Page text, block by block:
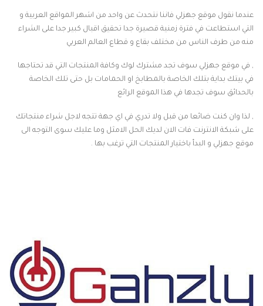
عندما نقول موقع جهزلي فاننا نتحدث عن واحد من اشهر المواقع العربية و
التي استطاعت في فترة زمنية قصيرة جدا تحقيق اقبال كبير جدا على الشراء
منه من طرف الناس من مختلف بقاع و قطاع العالم العربي
, في موقع جهزلي سوف تجد مشترك لوك وكافة المنتجات التي قد تحتاجها
في بيتك بداية بتلك الخاصة بالمطابخ او الحمامات بل حتى تلك الخاصة
بالحدائق سوف تجدها في هذا الموقع الرائع
, لذا وان كنت ضائعا من قبل ولا تدري في اي جهة تتجه لاجل شراء منتجاتك
على شبكة الانترنت فات الان لديك الحل الامثل وما عليك سوى التوجه الى
موقع جهزلي و البدأ باختيار المنتجات التي ترغب بها .